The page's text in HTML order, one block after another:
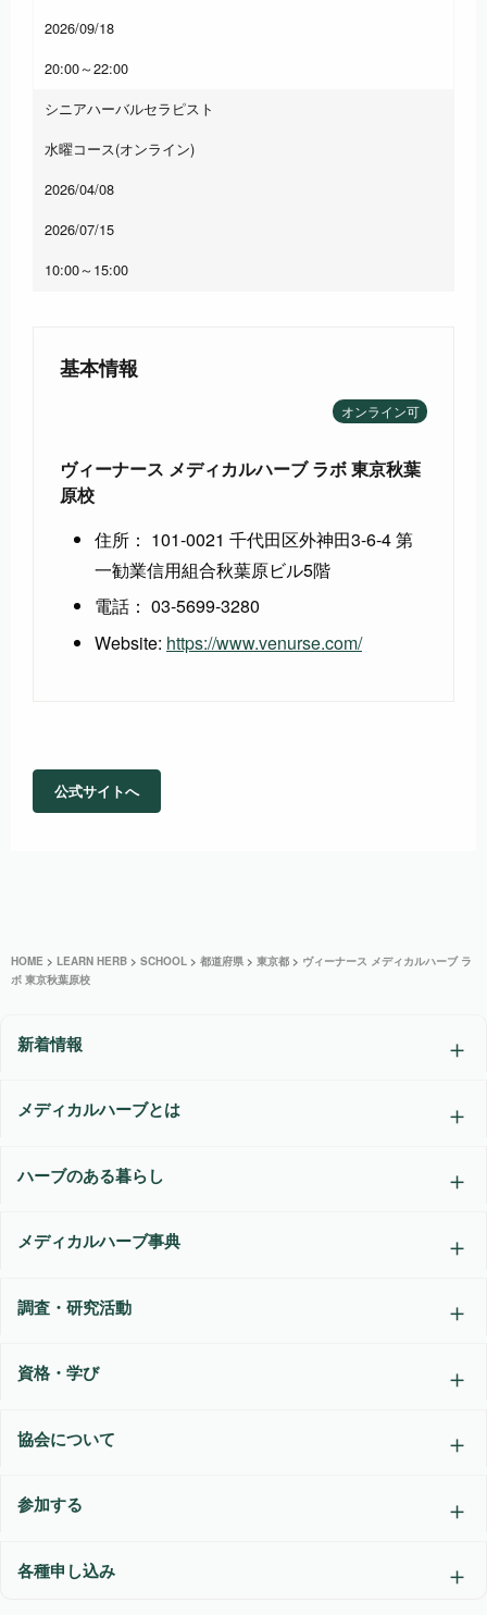
2026/09/18
20:00～22:00
シニアハーバルセラピスト
水曜コース(オンライン)
2026/04/08
2026/07/15
10:00～15:00
基本情報
オンライン可
ヴィーナース メディカルハーブ ラボ 東京秋葉
原校
住所： 101-0021 千代田区外神田3-6-4 第
一勧業信用組合秋葉原ビル5階
電話： 03-5699-3280
Website: https://www.venurse.com/
公式サイトへ
HOME > LEARN HERB > SCHOOL > 都道府県 > 東京都 > ヴィーナース メディカルハーブ ラ
ボ 東京秋葉原校
新着情報
メディカルハーブとは
ハーブのある暮らし
メディカルハーブ事典
調査・研究活動
資格・学び
協会について
参加する
各種申し込み